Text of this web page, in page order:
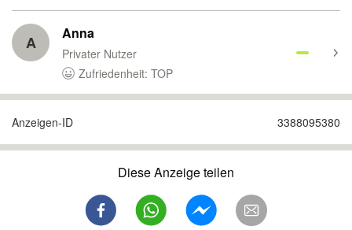
A Anna
Privater Nutzer
Zufriedenheit: TOP
Anzeigen-ID 3388095380
Diese Anzeige teilen